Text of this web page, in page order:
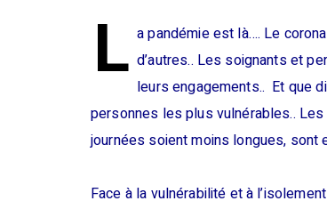
L a pandémie est là…. Le
d’autres.. Les soignants et
leurs engagements.. Et que
personnes les plus vulnérables..
journées soient moins longues, sont
Face à la vulnérabilité et à